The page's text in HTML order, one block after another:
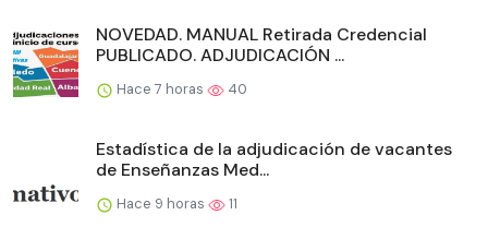
NOVEDAD. MANUAL Retirada Credencial
PUBLICADO. ADJUDICACIÓN ...
Hace 7 horas 40
Estadística de la adjudicación de vacantes
de Enseñanzas Med...
Hace 9 horas 11